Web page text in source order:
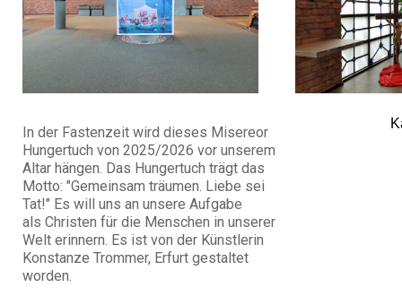
In der Fastenzeit wird dieses Misereor
Hungertuch von 2025/2026 vor unserem
Altar hängen. Das Hungertuch trägt das
Motto: "Gemeinsam träumen. Liebe sei
Tat!" Es will uns an unsere Aufgabe
als Christen für die Menschen in unserer
Welt erinnern. Es ist von der Künstlerin
Konstanze Trommer, Erfurt gestaltet
worden.